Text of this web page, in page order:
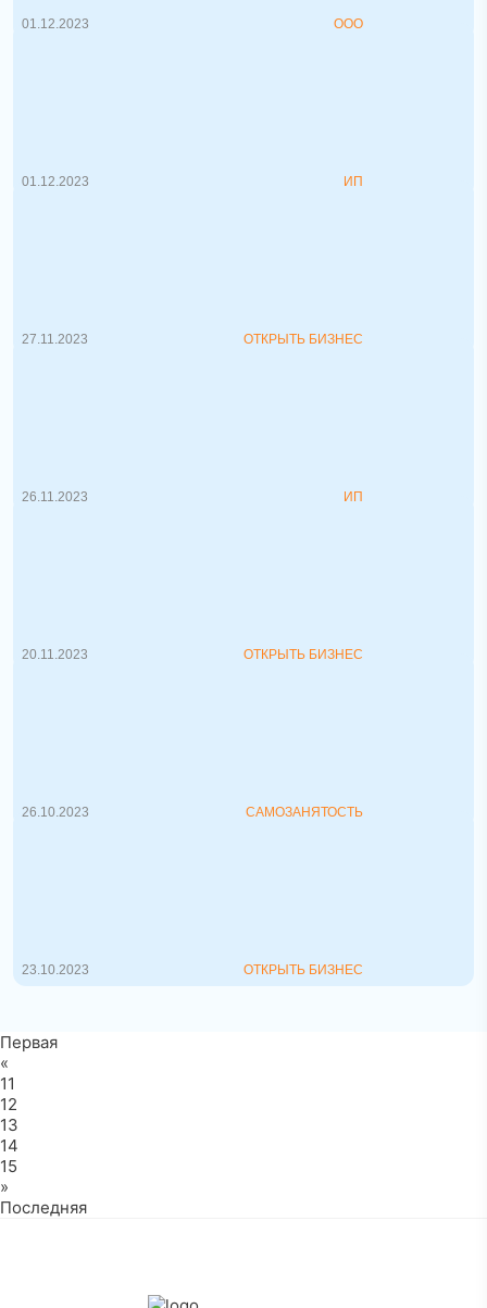
01.12.2023 ООО
01.12.2023 ИП
27.11.2023 ОТКРЫТЬ БИЗНЕС
26.11.2023 ИП
20.11.2023 ОТКРЫТЬ БИЗНЕС
26.10.2023 САМОЗАНЯТОСТЬ
23.10.2023 ОТКРЫТЬ БИЗНЕС
Первая
«
11
12
13
14
15
»
Последняя